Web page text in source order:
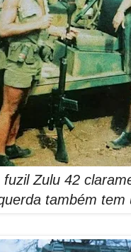
Zulu 42
também tem